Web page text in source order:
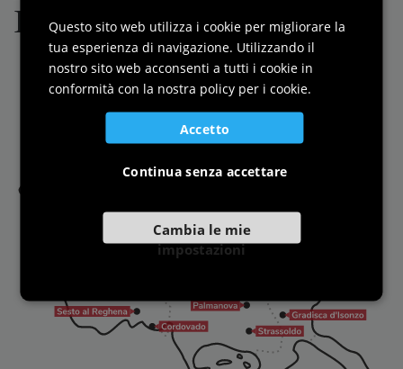
Friuli Venezia GiuliaENGLISH
GERMAN
SLOVENIAN
Questo sito web utilizza i cookie per migliorare la
tua esperienza di navigazione. Utilizzando il
nostro sito web acconsenti a tutti i cookie in
conformità con la nostra policy per i cookie.
Accetto
Continua senza accettare
Cambia le mie
impostazioni